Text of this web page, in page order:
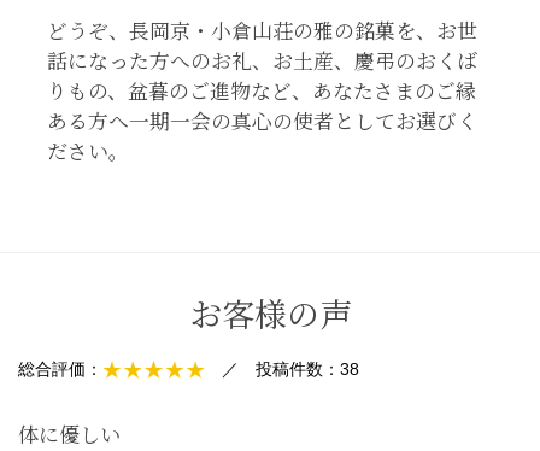
どうぞ、長岡京・小倉山荘の雅の銘菓を、お世
話になった方へのお礼、お土産、慶弔のおくば
りもの、盆暮のご進物など、あなたさまのご縁
ある方へ一期一会の真心の使者としてお選びく
ださい。
お客様の声
総合評価： ／ 投稿件数： 38
体に優しい